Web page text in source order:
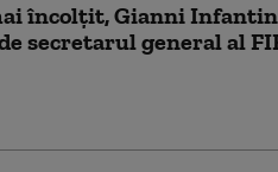
încolțit, Gianni
secretarul general al